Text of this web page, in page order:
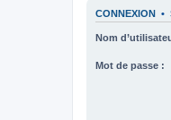
CONNEXION •
Nom
Mot de passe :